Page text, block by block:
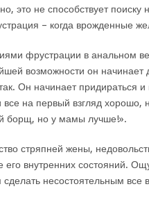
это не способствует
– когда врожденные
фрустрации в анальном
возможности он начинает
Он начинает придираться
все на первый взгляд хорошо,
борщ, но у мамы лучше!».
стряпней жены,
его внутренних состояний.
сделать несостоятельным все